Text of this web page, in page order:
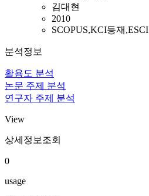
김대현
2010
SCOPUS,KCI등재,ESCI
분석정보
활용도 분석
논문 주제 분석
연구자 주제 분석
View
상세정보조회
0
usage